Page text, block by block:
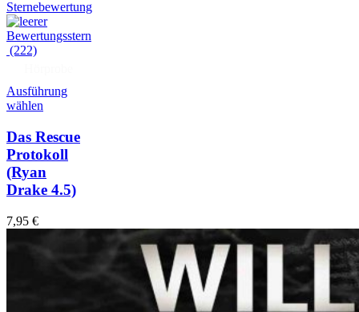
(222)
Ausführung
wählen
Das Rescue
Protokoll
(Ryan
Drake 4.5)
7,95 €